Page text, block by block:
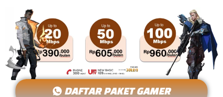
DAFTAR PAKET GAMER